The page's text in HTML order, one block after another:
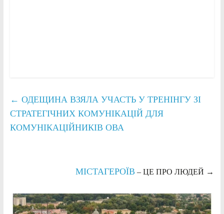
← ОДЕЩИНА ВЗЯЛА УЧАСТЬ У ТРЕНІНГУ ЗІ
СТРАТЕГІЧНИХ КОМУНІКАЦІЙ ДЛЯ
КОМУНІКАЦІЙНИКІВ ОВА
МІСТАГЕРОЇВ – ЦЕ ПРО ЛЮДЕЙ →